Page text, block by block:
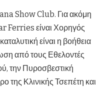
Show Club. Για ακόμη
Ferries είναι Χορηγός
είναι η βοήθεια
από τους Εθελοντές
την Πυροσβεστική
της Κλινικής Τσεπέτη και